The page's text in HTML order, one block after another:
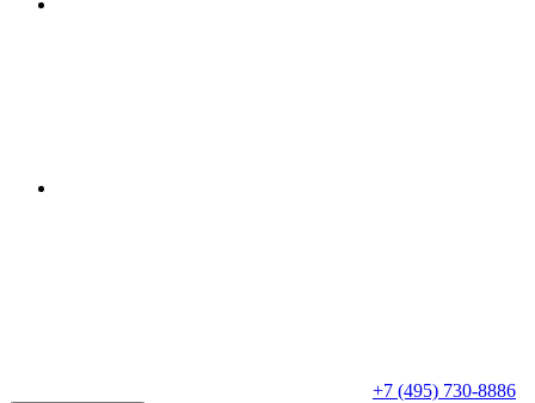
+7 (495) 730-8886